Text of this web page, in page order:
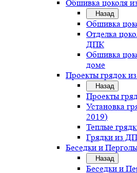
Обшивка цоколя
Назад
Обшивка
Отделка
ДПК
Обшивка
доме
Проекты грядок
Назад
Проекты
Установка
2019)
Теплые
Грядки из
Беседки и
Назад
Беседки и